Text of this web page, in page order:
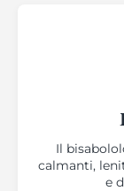
Il
calmanti,
e